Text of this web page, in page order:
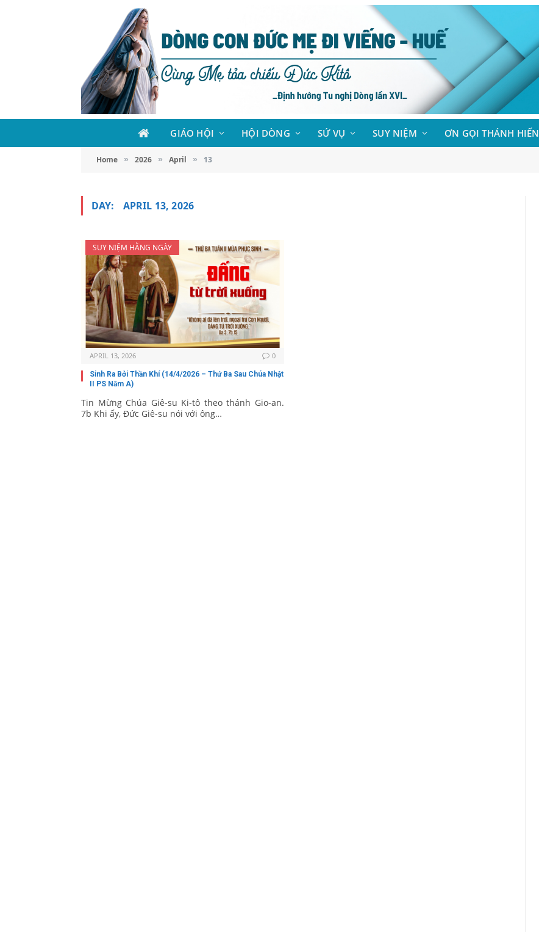
GIÁO HỘI HỘI DÒNG SỨ VỤ SUY NIỆM ƠN GỌI THÁNH HIẾN
Home » 2026 » April » 13
DAY: APRIL 13, 2026
SUY NIỆM HẰNG NGÀY
APRIL 13, 2026 0
Sinh Ra Bởi Thần Khí (14/4/2026 – Thứ Ba Sau Chúa Nhật
II PS Năm A)
Tin Mừng Chúa Giê-su Ki-tô theo thánh Gio-an.
7b Khi ấy, Đức Giê-su nói với ông…